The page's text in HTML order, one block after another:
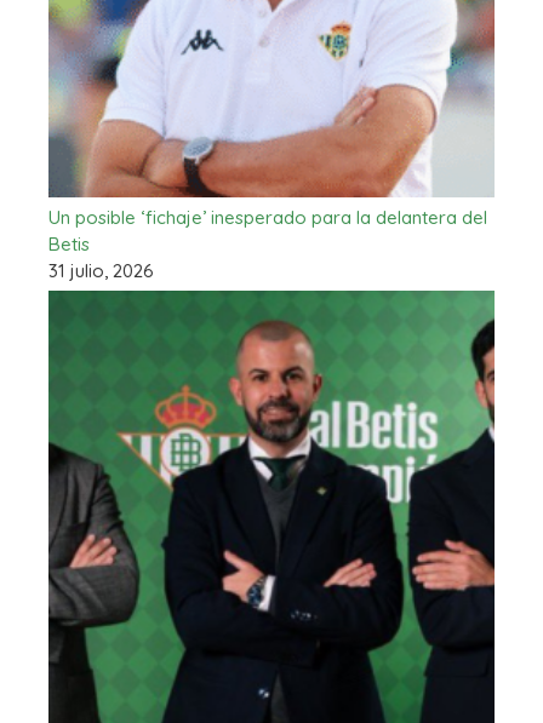
Un posible ‘fichaje’ inesperado para la delantera del
Betis
31 julio, 2026